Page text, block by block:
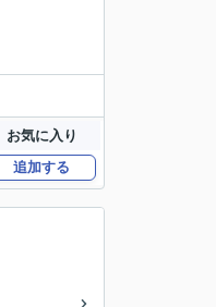
お気に入り
追加する